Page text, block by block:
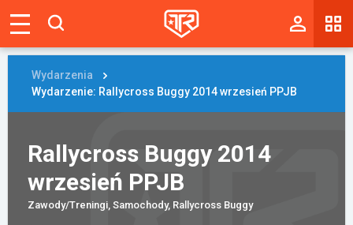
Tablica
Wyniki
Blogi
Galerie
Wydarzenia
Wydarzenia
Wydarzenie: Rallycross Buggy 2014 wrzesień PPJB
Rallycross Buggy 2014
wrzesień PPJB
Zawody/Treningi, Samochody, Rallycross Buggy